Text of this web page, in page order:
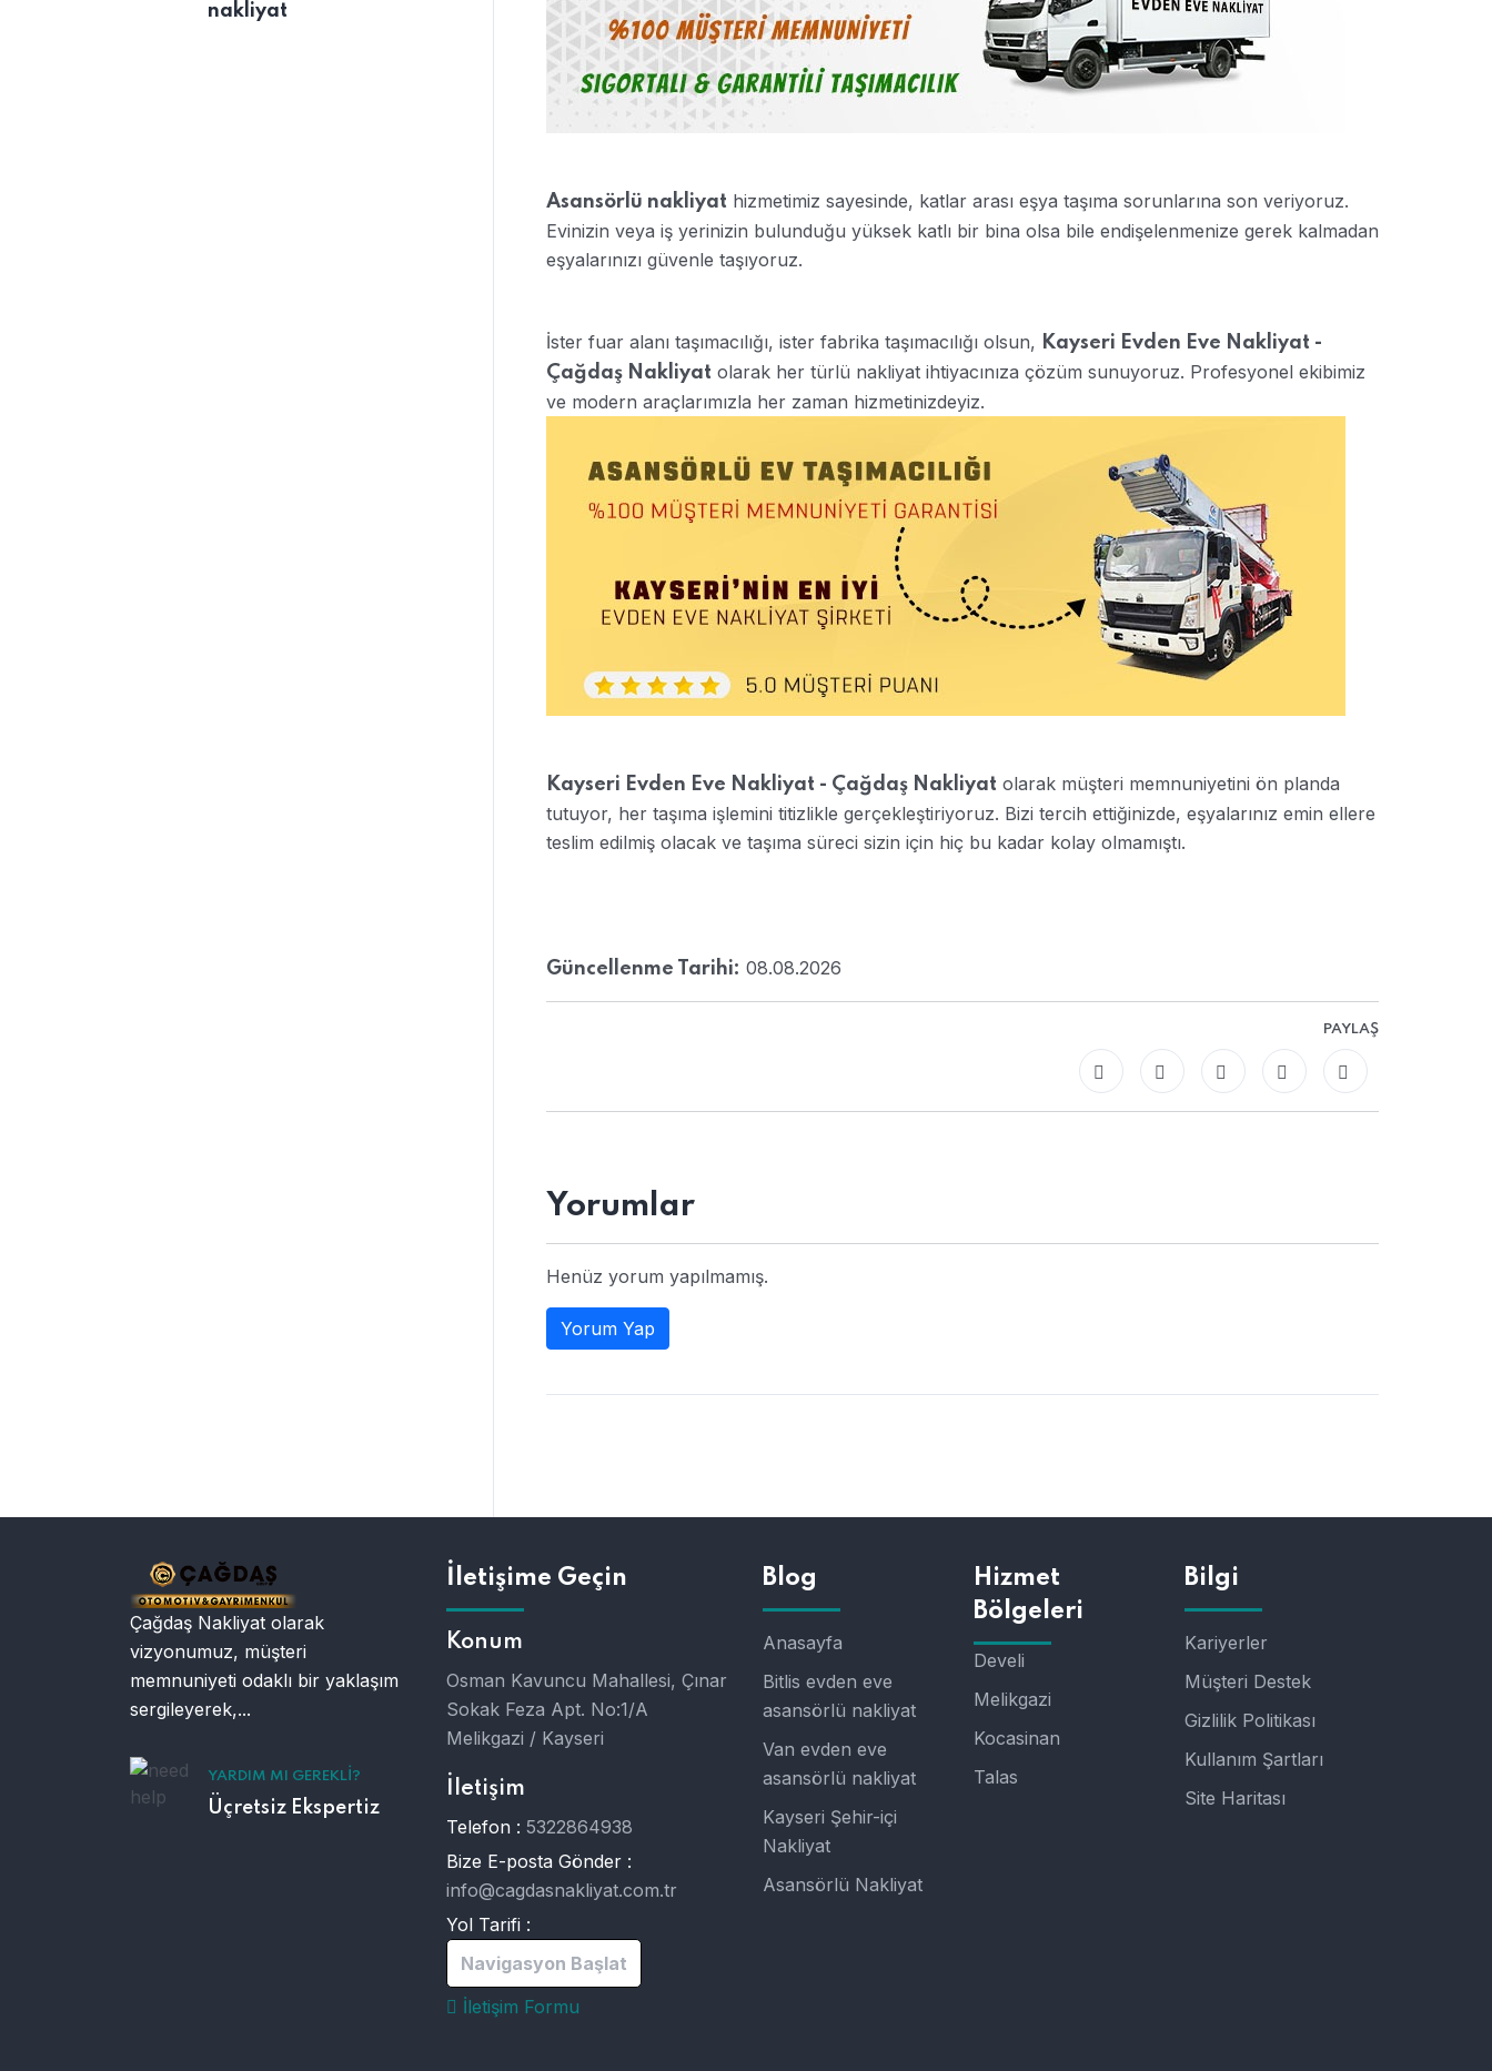
Asansörlü nakliyat hizmetimiz sayesinde, katlar arası eşya taşıma sorunlarına son veriyoruz.
Evinizin veya iş yerinizin bulunduğu yüksek katlı bir bina olsa bile endişelenmenize gerek kalmadan
eşyalarınızı güvenle taşıyoruz.
İster fuar alanı taşımacılığı, ister fabrika taşımacılığı olsun, Kayseri Evden Eve Nakliyat -
Çağdaş Nakliyat olarak her türlü nakliyat ihtiyacınıza çözüm sunuyoruz. Profesyonel ekibimiz
ve modern araçlarımızla her zaman hizmetinizdeyiz.
Kayseri Evden Eve Nakliyat - Çağdaş Nakliyat olarak müşteri memnuniyetini ön planda
tutuyor, her taşıma işlemini titizlikle gerçekleştiriyoruz. Bizi tercih ettiğinizde, eşyalarınız emin ellere
teslim edilmiş olacak ve taşıma süreci sizin için hiç bu kadar kolay olmamıştı.
Güncellenme Tarihi: 08.08.2026
PAYLAŞ
Yorumlar
Henüz yorum yapılmamış.
Yorum Yap
nakliyat
Çağdaş Nakliyat olarak
vizyonumuz, müşteri
memnuniyeti odaklı bir yaklaşım
sergileyerek,...
YARDIM MI GEREKLI?
Üçretsiz Ekspertiz
İletişime Geçin
Konum
Osman Kavuncu Mahallesi, Çınar
Sokak Feza Apt. No:1/A
Melikgazi / Kayseri
İletişim
Telefon : 5322864938
Bize E-posta Gönder :
info@cagdasnakliyat.com.tr
Yol Tarifi :
Navigasyon Başlat
İletişim Formu
Blog
Anasayfa
Bitlis evden eve
asansörlü nakliyat
Van evden eve
asansörlü nakliyat
Kayseri Şehir-içi
Nakliyat
Asansörlü Nakliyat
Hizmet
Bölgeleri
Develi
Melikgazi
Kocasinan
Talas
Bilgi
Kariyerler
Müşteri Destek
Gizlilik Politikası
Kullanım Şartları
Site Haritası